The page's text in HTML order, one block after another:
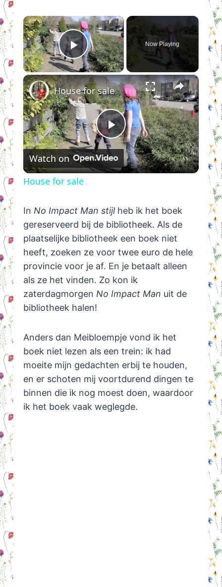
×
Play Video
Now Playing
×
Play
Video
House for sale
Watch on
House for sale
In No Impact Man stijlheb ik het boek
gereserveerd bij de bibliotheek. Als de
plaatselijke bibliotheek een boek niet
heeft, zoeken ze voor twee euro de hele
provincie voor je af. En je betaalt alleen
als ze het vinden. Zo kon ik
zaterdagmorgen No Impact Man uit de
bibliotheek halen!
Anders dan Meibloempje vond ik het
boek niet lezen als een trein: ik had
moeite mijn gedachten erbij te houden,
en er schoten mij voortdurend dingen te
binnen die ik nog moest doen, waardoor
ik het boek vaak weglegde.